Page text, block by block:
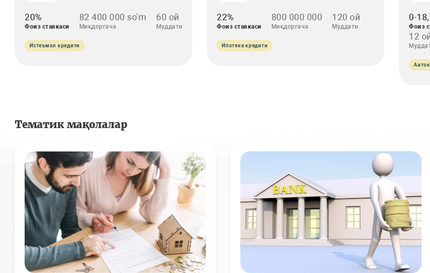
20%
Фоиз ставкаси
82 400 000 so'm
Миқдоргача
60 ой
Муддати
Истеъмол кредити
22%
Фоиз ставкаси
800 000 000
Миқдоргача
120 ой
Муддати
Ипотека кредити
0-
Фоиз
12
Тематик мақолалар